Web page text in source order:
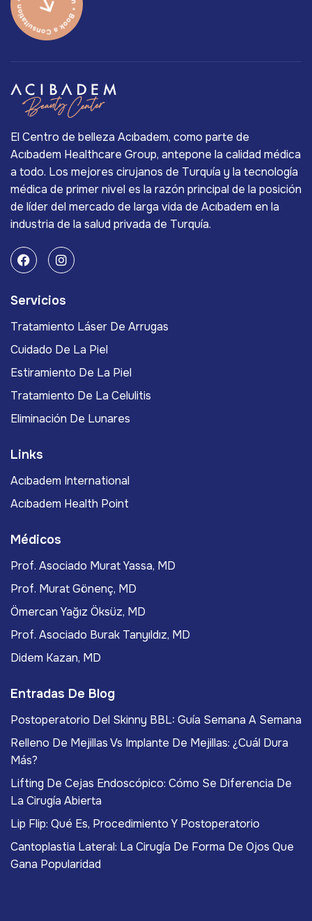
El Centro de belleza Acıbadem, como parte de
Acıbadem Healthcare Group, antepone la calidad médica
a todo. Los mejores cirujanos de Turquía y la tecnología
médica de primer nivel es la razón principal de la posición
de líder del mercado de larga vida de Acıbadem en la
industria de la salud privada de Turquía.
Servicios
Tratamiento Láser De Arrugas
Cuidado De La Piel
Estiramiento De La Piel
Tratamiento De La Celulitis
Eliminación De Lunares
Links
Acıbadem International
Acıbadem Health Point
Médicos
Prof. Asociado Murat Yassa, MD
Prof. Murat Gönenç, MD
Ömercan Yağız Öksüz, MD
Prof. Asociado Burak Tanyıldız, MD
Didem Kazan, MD
Entradas De Blog
Postoperatorio Del Skinny BBL: Guía Semana A Semana
Relleno De Mejillas Vs Implante De Mejillas: ¿Cuál Dura
Más?
Lifting De Cejas Endoscópico: Cómo Se Diferencia De
La Cirugía Abierta
Lip Flip: Qué Es, Procedimiento Y Postoperatorio
Cantoplastia Lateral: La Cirugía De Forma De Ojos Que
Gana Popularidad